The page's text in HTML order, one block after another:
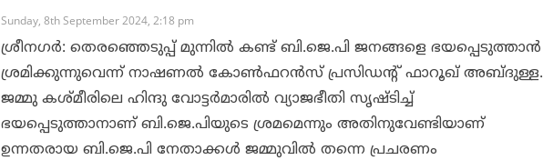
Sunday, 8th September 2024, 2:18 pm
ശ്രീനഗര്‍: തെരഞ്ഞെടുപ്പ് മുന്നില്‍ കണ്ട് ബി.ജെ.പി ജനങ്ങളെ ഭയപ്പെടുത്താന്‍
ശ്രമിക്കുന്നുവെന്ന് നാഷണല്‍ കോണ്‍ഫറന്‍സ് പ്രസിഡന്റ് ഫാറൂഖ് അബ്ദുള്ള.
ജമ്മു കശ്മീരിലെ ഹിന്ദു വോട്ടര്‍മാരില്‍ വ്യാജഭീതി സൃഷ്ടിച്ച്
ഭയപ്പെടുത്താനാണ് ബി.ജെ.പിയുടെ ശ്രമമെന്നും അതിനുവേണ്ടിയാണ്
ഉന്നതരായ ബി.ജെ.പി നേതാക്കള്‍ ജമ്മുവില്‍ തന്നെ പ്രചരണം